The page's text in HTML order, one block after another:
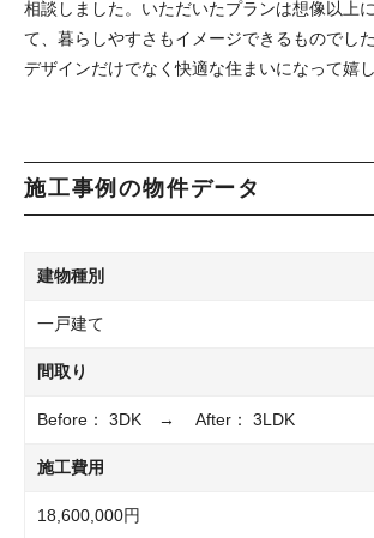
相談しました。いただいたプランは想像以上
て、暮らしやすさもイメージできるものでした
デザインだけでなく快適な住まいになって嬉
施工事例の物件データ
建物種別
一戸建て
間取り
Before： 3DK → After： 3LDK
施工費用
18,600,000円